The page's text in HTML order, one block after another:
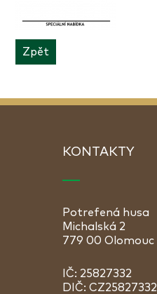
Zpět
KONTAKTY
Potrefená husa
Michalská 2
779 00 Olomouc
IČ: 25827332
DIČ: CZ25827332